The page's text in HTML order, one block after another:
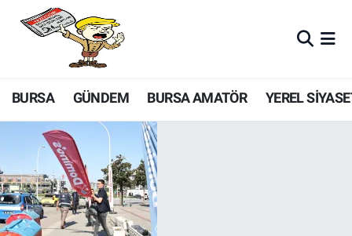
BURSA GÜNDEM BURSA AMATÖR YEREL